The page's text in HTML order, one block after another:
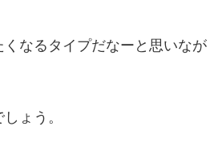
なるタイプだなーと思いなが
ょう。